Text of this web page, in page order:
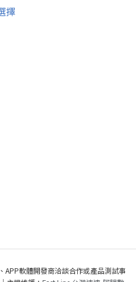
擇
軟體開發商洽談合作或產品測試事